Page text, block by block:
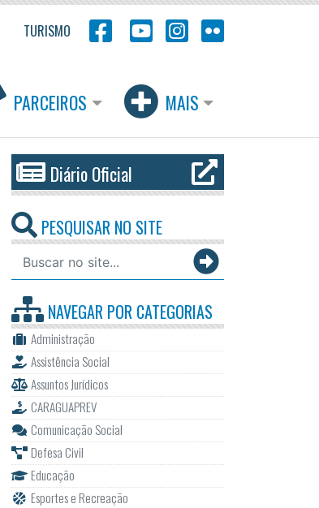
TURISMO
PARCEIROS MAIS
Diário Oficial
PESQUISAR NO SITE
NAVEGAR PORCATEGORIAS
Administração
Assistência Social
Assuntos Jurídicos
CARAGUAPREV
Comunicação Social
Defesa Civil
Educação
Esportes e Recreação